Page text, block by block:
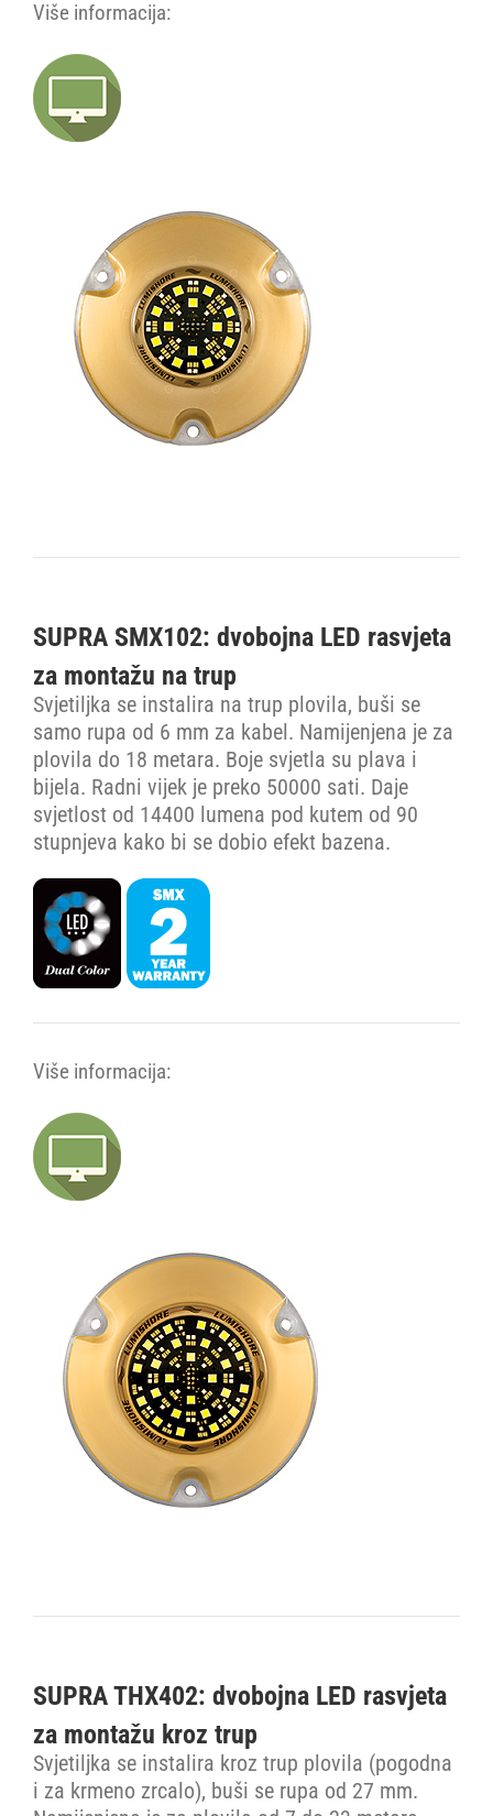
Više informacija:
SUPRA SMX102: dvobojna LED rasvjeta
za montažu na trup
Svjetiljka se instalira na trup plovila, buši se
samo rupa od 6 mm za kabel. Namijenjena je za
plovila do 18 metara. Boje svjetla su plava i
bijela. Radni vijek je preko 50000 sati. Daje
svjetlost od 14400 lumena pod kutem od 90
stupnjeva kako bi se dobio efekt bazena.
Više informacija:
SUPRA THX402: dvobojna LED rasvjeta
za montažu kroz trup
Svjetiljka se instalira kroz trup plovila (pogodna
i za krmeno zrcalo), buši se rupa od 27 mm.